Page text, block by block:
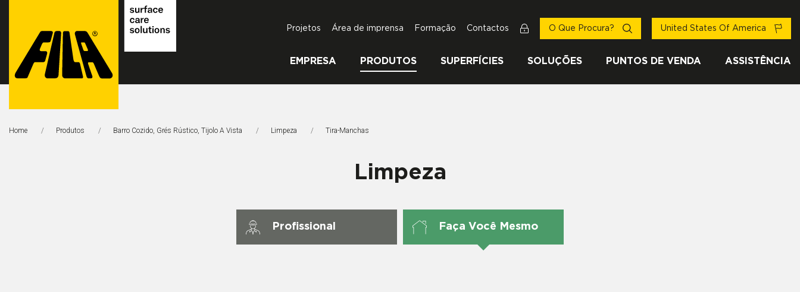
Solutions
EMPRESA PRODUTOS SUPERFÍCIES SOLUÇÕES PUNTOS DE VENDA ASSISTÊNCIA
Projetos Área de imprensa Formação Contactos O Que Procura? United States Of America
Home Produtos Barro Cozido, Grés Rústico, Tijolo A Vista Limpeza Página Atual:
Tira-Manchas
Limpeza
Profissional Faça Você Mesmo